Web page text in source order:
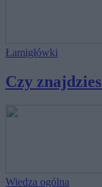
Łamigłówki
Czy
Wiedza ogólna